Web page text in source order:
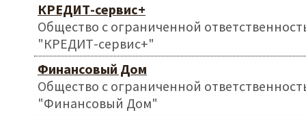
КРЕДИТ-сервис+
Общество с ограниченной
"КРЕДИТ-сервис+"
Финансовый Дом
Общество с ограниченной
"Финансовый Дом"